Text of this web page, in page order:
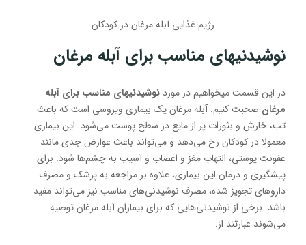
رژیم غذایی آبله مرغان در کودکان
نوشیدنیهای مناسب برای آبله مرغان
در این قسمت میخواهیم در مورد نوشیدنیهای مناسب برای آبله
مرغان صحبت کنیم. آبله مرغان یک بیماری ویروسی است که باعث
تب، خارش و بثورات پر از مایع در سطح پوست می‌شود. این بیماری
معمولا در کودکان رخ می‌دهد و می‌تواند باعث عوارض جدی مانند
عفونت پوستی، التهاب مغز و اعصاب و آسیب به چشم‌ها شود. برای
پیشگیری و درمان این بیماری، علاوه بر مراجعه به پزشک و مصرف
داروهای تجویز شده، مصرف نوشیدنی‌های مناسب نیز می‌تواند مفید
باشد. برخی از نوشیدنی‌هایی که برای بیماران آبله مرغان توصیه
می‌شوند عبارتند از: